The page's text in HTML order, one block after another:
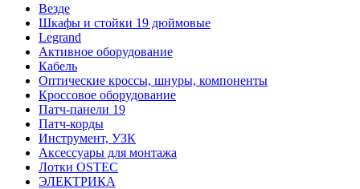
Везде
Шкафы и стойки 19 дюймовые
Legrand
Активное оборудование
Кабель
Оптические кроссы, шнуры, компоненты
Кроссовое оборудование
Патч-панели 19
Патч-корды
Инструмент, УЗК
Аксессуары для монтажа
Лотки OSTEC
ЭЛЕКТРИКА